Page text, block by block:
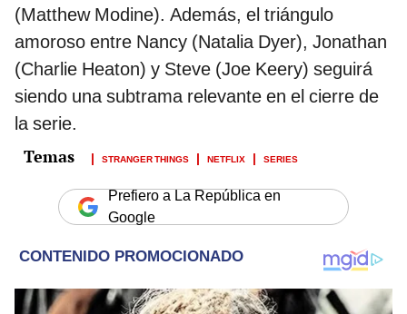
(Matthew Modine). Además, el triángulo
amoroso entre Nancy (Natalia Dyer), Jonathan
(Charlie Heaton) y Steve (Joe Keery) seguirá
siendo una subtrama relevante en el cierre de
la serie.
STRANGER THINGS NETFLIX SERIES
Prefiero a La República en
Google